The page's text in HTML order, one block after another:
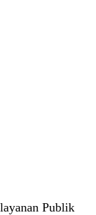
Publik